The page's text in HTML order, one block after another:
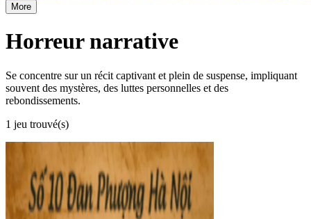
More
Horreur narrative
Se concentre sur un récit captivant et plein de suspense, impliquant
souvent des mystères, des luttes personnelles et des
rebondissements.
1 jeu trouvé(s)